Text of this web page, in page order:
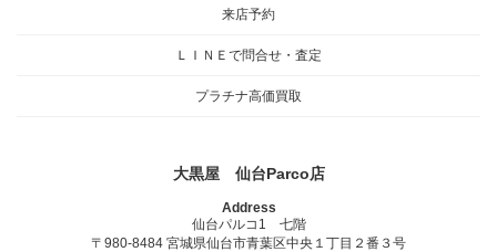
来店予約
ＬＩＮＥで問合せ・査定
プラチナ高価買取
大黒屋 仙台Parco店
Address
仙台パルコ1 七階
〒980-8484 宮城県仙台市青葉区中央１丁目２番３号